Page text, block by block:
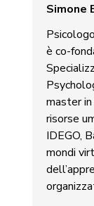
Simone
è co-
master
risorse
IDEGO,
mondi